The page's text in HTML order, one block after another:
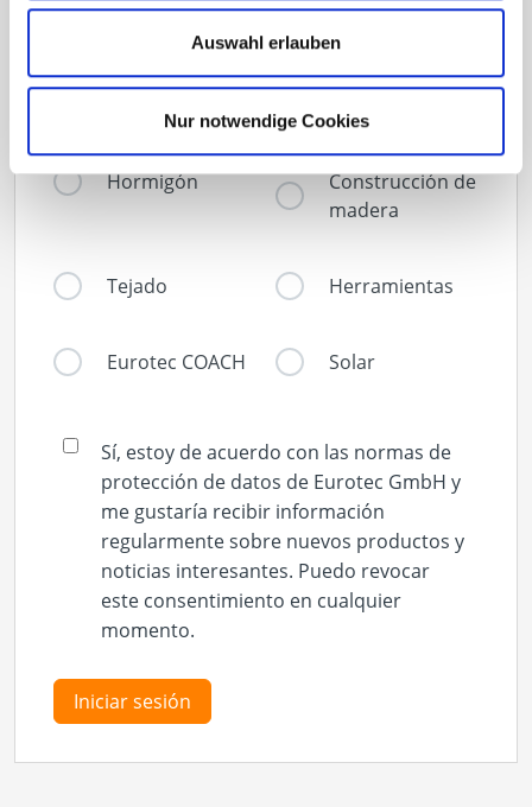
Auswahl erlauben
Nur notwendige Cookies
(Es posible una selección múltiple)
Construcción de
Fachada
Hormigón
Construcción de
madera
Tejado Herramientas
Eurotec COACH Solar
Sí, estoy de acuerdo con las normas de
protección de datos de Eurotec GmbH y
me gustaría recibir información
regularmente sobre nuevos productos y
noticias interesantes. Puedo revocar
este consentimiento en cualquier
momento.